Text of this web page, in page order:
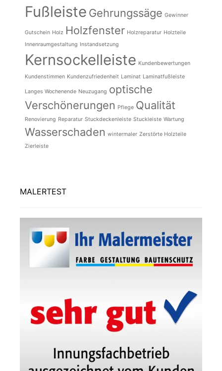
Fußleiste Gehrungssäge Gewinner
Gutschein Holz Holzfenster Holzreparatur Holzteile
Innenraumgestaltung Instandsetzung
Kernsockelleiste Kundenbewertungen
Kundenstimmen Kundenzufriedenheit Laminat Laminatfußleiste
Langes Wochenende Neuzugang optische
Verschönerungen Pflege Qualität
Renovierung Reparatur Stuckdeckenleiste Stuckleiste Wartung
Wasserschaden wintermaler Zerstörte Holzteile
Zierleiste
MALERTEST